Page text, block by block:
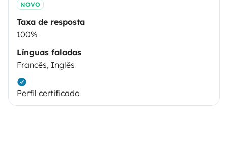
NOVO
Taxa de resposta
100%
Línguas faladas
Francês, Inglês
Perfil certificado